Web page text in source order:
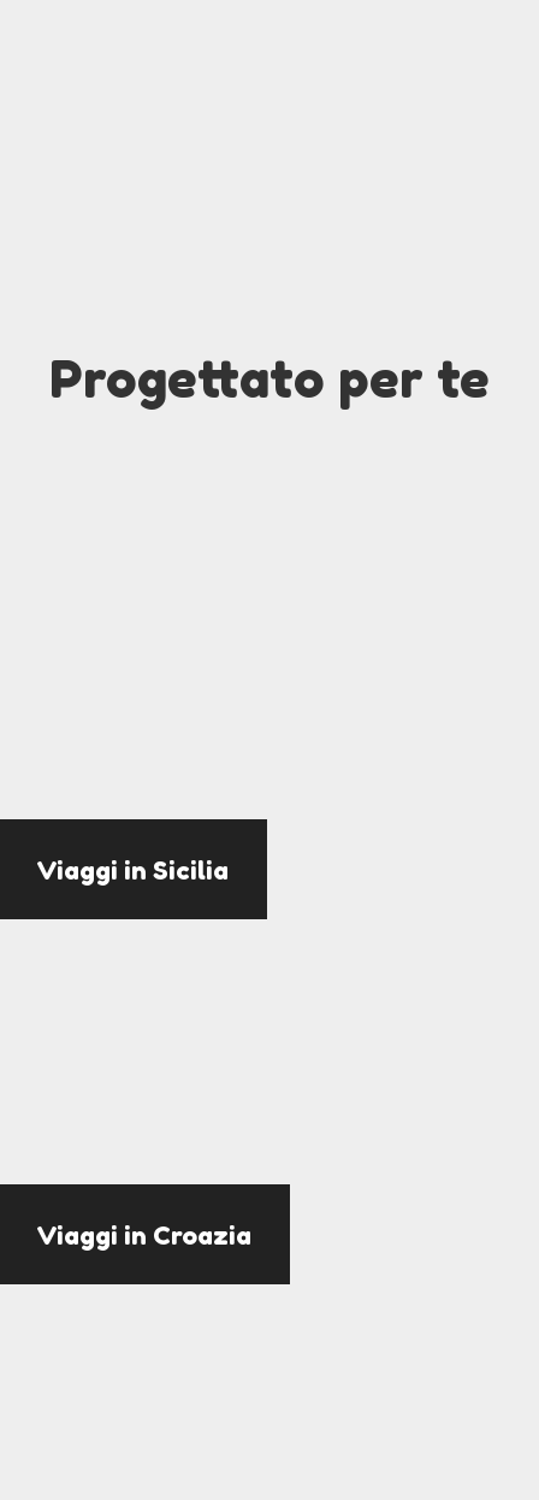
Progettato per te
Viaggi in Sicilia
Viaggi in Croazia